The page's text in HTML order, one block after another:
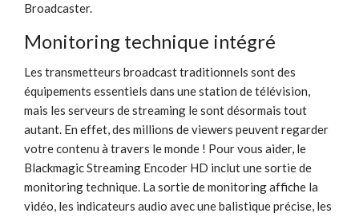
Broadcaster.
Monitoring technique intégré
Les transmetteurs broadcast traditionnels sont des
équipements essentiels dans une station de télévision,
mais les serveurs de streaming le sont désormais tout
autant. En effet, des millions de viewers peuvent regarder
votre contenu à travers le monde ! Pour vous aider, le
Blackmagic Streaming Encoder HD inclut une sortie de
monitoring technique. La sortie de monitoring affiche la
vidéo, les indicateurs audio avec une balistique précise, les